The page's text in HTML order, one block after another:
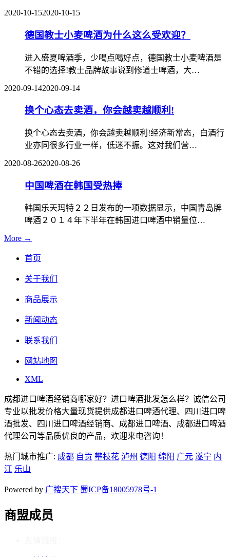
2020-10-152020-10-15
德国教士小麦啤酒为什么这么受欢迎？
进入盛夏啤酒季，少喝点喝好点，德国教士小麦啤酒是
不错的选择!教士品牌故事说到修道士啤酒，大…
2020-09-142020-09-14
换个心态去卖酒，你会越卖越顺利!
换个心态去卖酒，你会越卖越顺利!经济新常态，白酒行
业亦同很多行业一样，低迷不振。这对我们营…
2020-08-262020-08-26
中国啤酒在韩国受热捧
韩国乐天玛特２２日发布的一项数据显示，中国青岛牌
啤酒２０１４年下半年在韩国进口啤酒中销量位…
More →
首页
关于我们
商品展示
新闻动态
联系我们
网站地图
XML
成都进口啤酒经销商哪家好？进口啤酒批发怎么样？诚信公司
专业以批发价格大量现货提供成都进口啤酒代理、四川进口啤
酒批发、四川进口啤酒经销商、成都进口啤酒、成都进口啤酒
代理公司等品质优良的产品，欢迎来电咨询！
热门城市推广: 成都 自贡 攀枝花 泸州 德阳 绵阳 广元 遂宁 内
江 乐山
Powered by 广搜天下 蜀ICP备18005978号-1
商盟成员